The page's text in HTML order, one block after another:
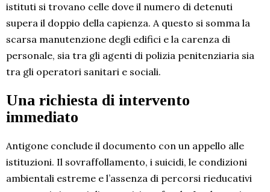
istituti si trovano celle dove il numero di detenuti
supera il doppio della capienza. A questo si somma la
scarsa manutenzione degli edifici e la carenza di
personale, sia tra gli agenti di polizia penitenziaria sia
tra gli operatori sanitari e sociali.
Una richiesta di intervento
immediato
Antigone conclude il documento con un appello alle
istituzioni. Il sovraffollamento, i suicidi, le condizioni
ambientali estreme e l’assenza di percorsi rieducativi